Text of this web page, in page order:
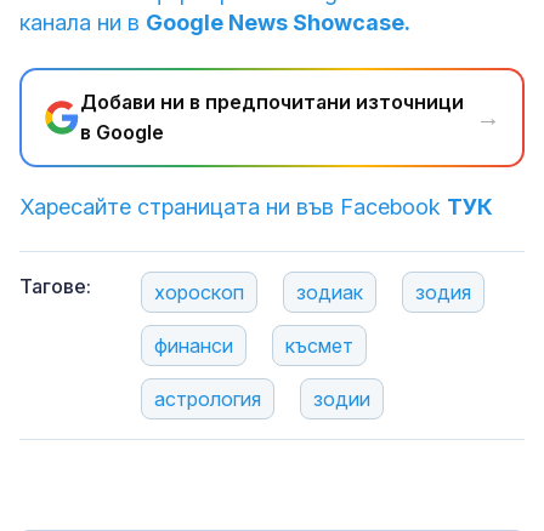
канала ни в Google News Showcase.
Добави ни в предпочитани източници
в Google
→
Харесайте страницата ни във Facebook ТУК
Тагове: хороскоп зодиак зодия
финанси късмет
астрология зодии